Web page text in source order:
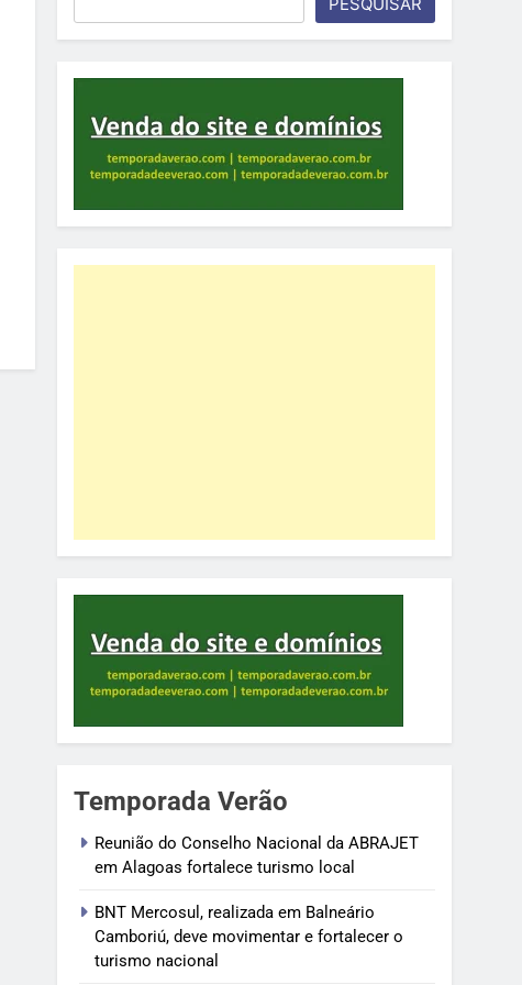
Temporada Verão
Reunião do Conselho Nacional da ABRAJET
em Alagoas fortalece turismo local
BNT Mercosul, realizada em Balneário
Camboriú, deve movimentar e fortalecer o
turismo nacional